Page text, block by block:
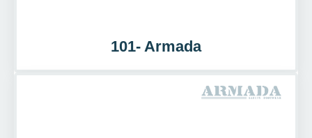
101- Armada